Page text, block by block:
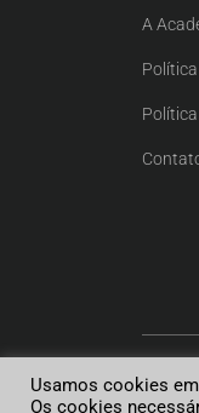
A
ITM
Usamos cookies
Os cookies